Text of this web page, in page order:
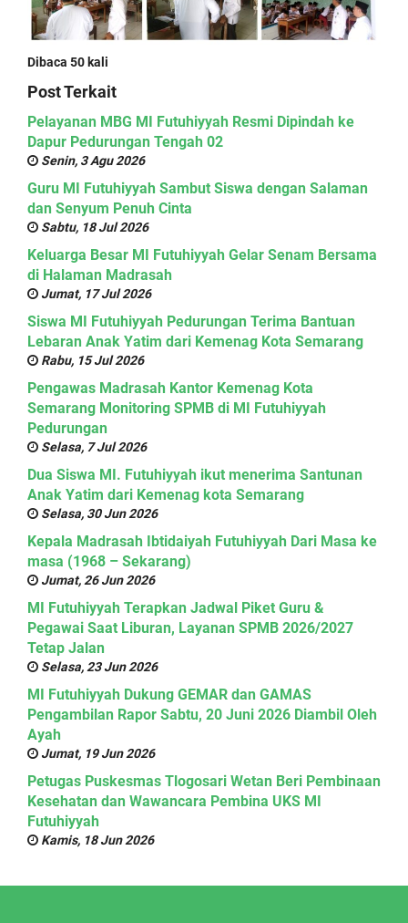
Dibaca 50 kali
Post Terkait
Pelayanan MBG MI Futuhiyyah Resmi Dipindah ke
Dapur Pedurungan Tengah 02
Senin, 3 Agu 2026
Guru MI Futuhiyyah Sambut Siswa dengan Salaman
dan Senyum Penuh Cinta
Sabtu, 18 Jul 2026
Keluarga Besar MI Futuhiyyah Gelar Senam Bersama
di Halaman Madrasah
Jumat, 17 Jul 2026
Siswa MI Futuhiyyah Pedurungan Terima Bantuan
Lebaran Anak Yatim dari Kemenag Kota Semarang
Rabu, 15 Jul 2026
Pengawas Madrasah Kantor Kemenag Kota
Semarang Monitoring SPMB di MI Futuhiyyah
Pedurungan
Selasa, 7 Jul 2026
Dua Siswa MI. Futuhiyyah ikut menerima Santunan
Anak Yatim dari Kemenag kota Semarang
Selasa, 30 Jun 2026
Kepala Madrasah Ibtidaiyah Futuhiyyah Dari Masa ke
masa (1968 – Sekarang)
Jumat, 26 Jun 2026
MI Futuhiyyah Terapkan Jadwal Piket Guru &
Pegawai Saat Liburan, Layanan SPMB 2026/2027
Tetap Jalan
Selasa, 23 Jun 2026
MI Futuhiyyah Dukung GEMAR dan GAMAS
Pengambilan Rapor Sabtu, 20 Juni 2026 Diambil Oleh
Ayah
Jumat, 19 Jun 2026
Petugas Puskesmas Tlogosari Wetan Beri Pembinaan
Kesehatan dan Wawancara Pembina UKS MI
Futuhiyyah
Kamis, 18 Jun 2026